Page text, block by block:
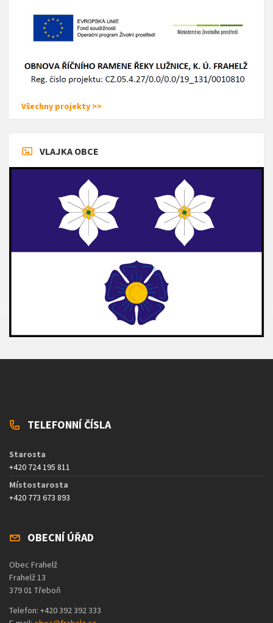
Všechny projekty >>
VLAJKA OBCE
TELEFONNÍ ČÍSLA
Starosta
+420 724 195 811
Místostarosta
+420 773 673 893
OBECNÍ ÚŘAD
Obec Frahelž
Frahelž 13
379 01 Třeboň
Telefon: +420 392 392 333